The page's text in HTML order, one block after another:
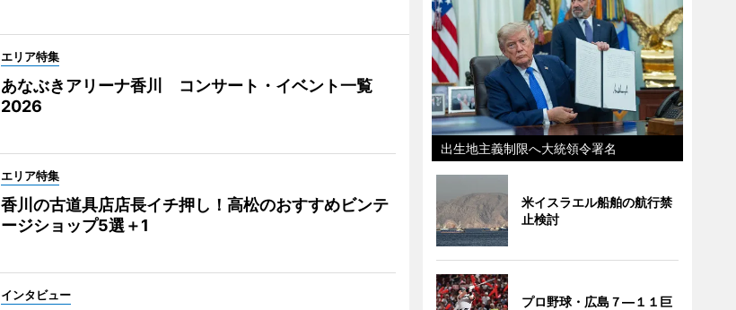
エリア特集
あなぶきアリーナ香川 コンサート・イベント一覧
2026
エリア特集
香川の古道具店店長イチ押し！高松のおすすめビンテ
ージショップ5選＋1
インタビュー
出生地主義制限へ大統領令署名
米イスラエル船舶の航行禁
止検討
プロ野球・広島７―１１巨